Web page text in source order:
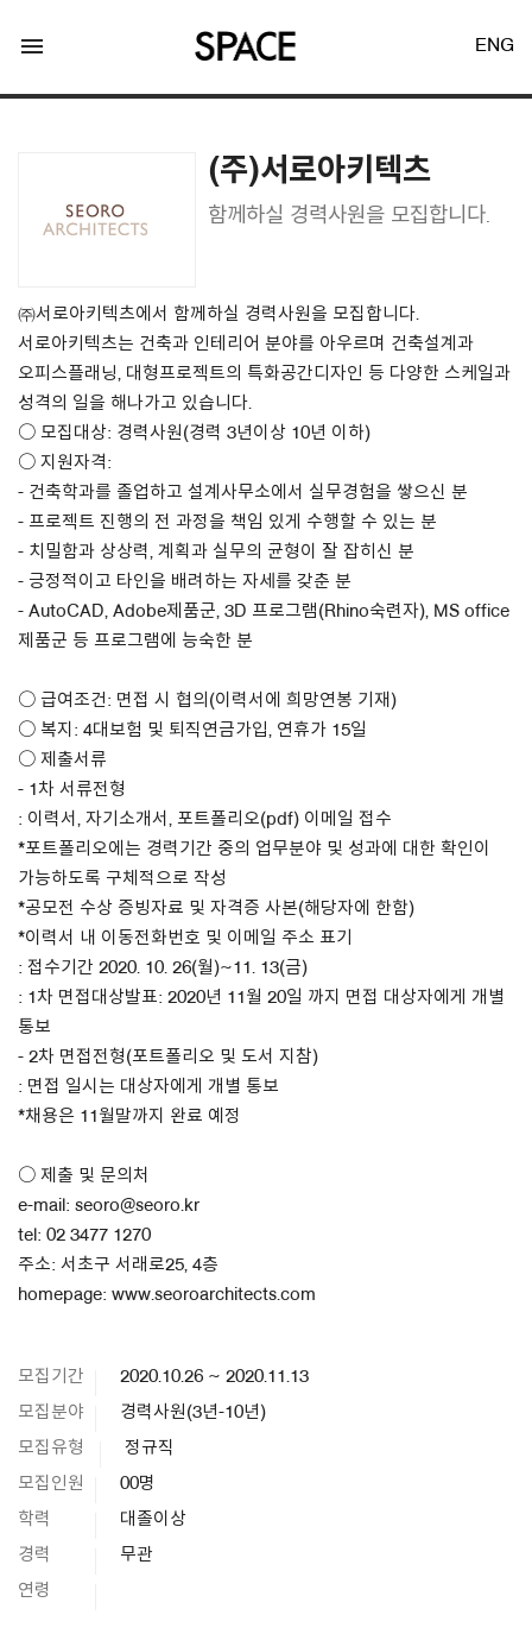
Facebook Login
Customer Service
menu ENG
(주)서로아키텍츠
함께하실 경력사원을 모집합니다.
㈜서로아키텍츠에서 함께하실 경력사원을 모집합니다.
서로아키텍츠는 건축과 인테리어 분야를 아우르며 건축설계과
오피스플래닝, 대형프로젝트의 특화공간디자인 등 다양한 스케일과
성격의 일을 해나가고 있습니다.
○ 모집대상: 경력사원(경력 3년이상 10년 이하)
○ 지원자격:
- 건축학과를 졸업하고 설계사무소에서 실무경험을 쌓으신 분
- 프로젝트 진행의 전 과정을 책임 있게 수행할 수 있는 분
- 치밀함과 상상력, 계획과 실무의 균형이 잘 잡히신 분
- 긍정적이고 타인을 배려하는 자세를 갖춘 분
- AutoCAD, Adobe제품군, 3D 프로그램(Rhino숙련자), MS office
제품군 등 프로그램에 능숙한 분
○ 급여조건: 면접 시 협의(이력서에 희망연봉 기재)
○ 복지: 4대보험 및 퇴직연금가입, 연휴가 15일
○ 제출서류
- 1차 서류전형
: 이력서, 자기소개서, 포트폴리오(pdf) 이메일 접수
*포트폴리오에는 경력기간 중의 업무분야 및 성과에 대한 확인이
가능하도록 구체적으로 작성
*공모전 수상 증빙자료 및 자격증 사본(해당자에 한함)
*이력서 내 이동전화번호 및 이메일 주소 표기
: 접수기간 2020. 10. 26(월)~11. 13(금)
: 1차 면접대상발표: 2020년 11월 20일 까지 면접 대상자에게 개별
통보
- 2차 면접전형(포트폴리오 및 도서 지참)
: 면접 일시는 대상자에게 개별 통보
*채용은 11월말까지 완료 예정
○ 제출 및 문의처
e-mail: seoro@seoro.kr
tel: 02 3477 1270
주소: 서초구 서래로25, 4층
homepage: www.seoroarchitects.com
모집기간 2020.10.26 ~ 2020.11.13
모집분야 경력사원(3년-10년)
모집유형 정규직
모집인원 00명
학력 대졸이상
경력 무관
연령